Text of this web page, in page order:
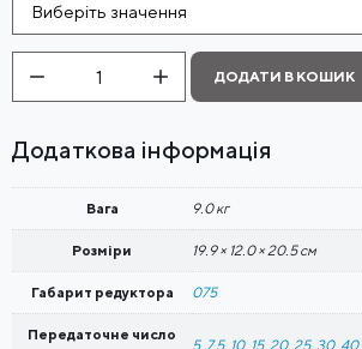
Виберіть значення
черв'ячний
NMRV
(PM,
PMRV,
ДОДАТИ В КОШИК
Додаткова інформація
Вага 9.0 кг
Розміри 19.9 × 12.0 × 20.5 см
Габарит редуктора 075
Передаточне число
5, 7,5, 10, 15, 20, 25, 30, 40,